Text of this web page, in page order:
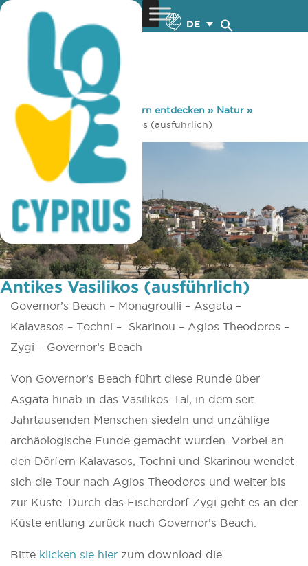
DE
You are here: Home »Zypern entdecken » Natur »
Radsport
Antikes Vasilikos (ausführlich)
Antikes Vasilikos (ausführlich)
Governor’s Beach – Monagroulli – Asgata –
Kalavasos – Tochni – ­ Skarinou – Agios Theodoros –
Zygi – Governor’s Beach
Von Governor’s Beach führt diese Runde über
Asgata hinab in das Vasilikos-Tal, in dem seit
Jahrtausenden Menschen siedeln und unzählige
archäologische Funde gemacht wurden. Vorbei an
den Dörfern Kalavasos, Tochni und Skarinou wendet
sich die Tour nach Agios Theodoros und weiter bis
zur Küste. Durch das Fischerdorf Zygi geht es an der
Küste entlang zurück nach Governor’s Beach.
Bitte klicken sie hier zum download die